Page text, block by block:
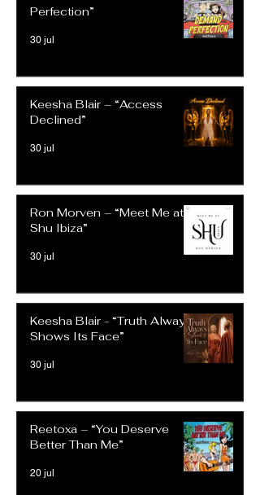
Perfection”
30 jul
Keesha Blair – “Access
Declined”
30 jul
Ron Morven – “Meet Me at
Shu Ibiza”
30 jul
Keesha Blair - “Truth Always
Shows Its Face”
30 jul
Reetoxa – “You Deserve
Better Than Me”
20 jul